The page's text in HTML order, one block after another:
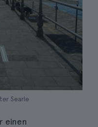
Searle
einen